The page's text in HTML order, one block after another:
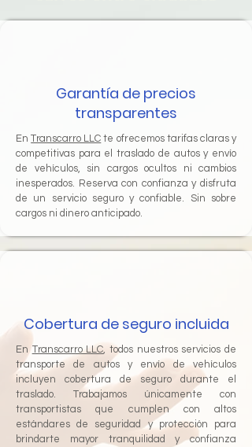
Garantía de precios
transparentes
EnTranscarro LLC te ofrecemos tarifas claras y
competitivas para el traslado de autos y envío
de vehículos, sin cargos ocultos ni cambios
inesperados. Reserva con confianza y disfruta
de un servicio seguro y confiable. Sin sobre
cargos ni dinero anticipado.
Cobertura de seguro incluida
EnTranscarro LLC , todos nuestros servicios de
transporte de autos y envío de vehículos
incluyen cobertura de seguro durante el
traslado. Trabajamos únicamente con
transportistas que cumplen con altos
estándares de seguridad y protección para
brindarte mayor tranquilidad y confianza